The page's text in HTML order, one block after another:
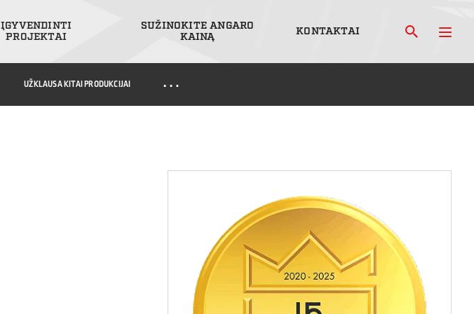
ĮGYVENDINTI
PROJEKTAI
SUŽINOKITE ANGARO
KAINĄ
KONTAKTAI
UŽKLAUSA KITAI PRODUKCIJAI …